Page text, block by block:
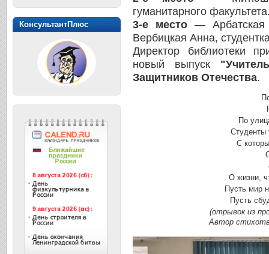
гуманитарного
3-е место— Арбатская
Вербицкая Анна,
Директор библиотеки
новый выпуск
Защитников Отечества.
По
Студенты
С
о
О жизни,
Пусть мир
Пусть
(отрывок из
Автор
КонсультантПлюс